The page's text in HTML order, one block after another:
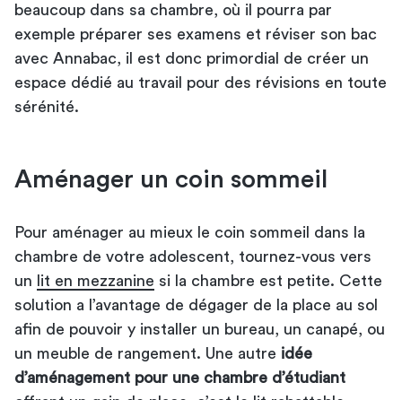
beaucoup dans sa chambre, où il pourra par
exemple préparer ses examens et réviser son bac
avec Annabac , il est donc primordial de créer un
espace dédié au travail pour des révisions en toute
sérénité.
Aménager un coin sommeil
Pour aménager au mieux le coin sommeil dans la
chambre de votre adolescent, tournez-vous vers
un
lit en mezzanine si la chambre est petite. Cette
solution a l’avantage de dégager de la place au sol
afin de pouvoir y installer un bureau, un canapé, ou
un meuble de rangement. Une autre idée
d’aménagement pour une chambre d’étudiant